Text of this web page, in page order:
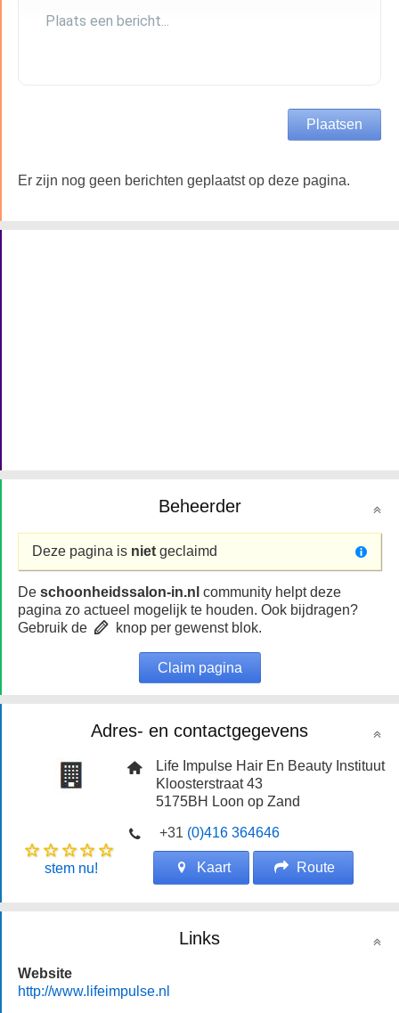
Er zijn nog geen berichten geplaatst op deze pagina.
Beheerder
Deze pagina is niet geclaimd
De schoonheidssalon-in.nl community helpt deze
pagina zo actueel mogelijk te houden. Ook bijdragen?
Gebruik de
knop per gewenst blok.
Claim pagina
Adres- en contactgegevens
Life Impulse Hair En Beauty Instituut
Kloosterstraat 43
5175BH Loon op Zand
+31 (0)416 364646
stem nu! Kaart Route
Links
Website
http://www.lifeimpulse.nl